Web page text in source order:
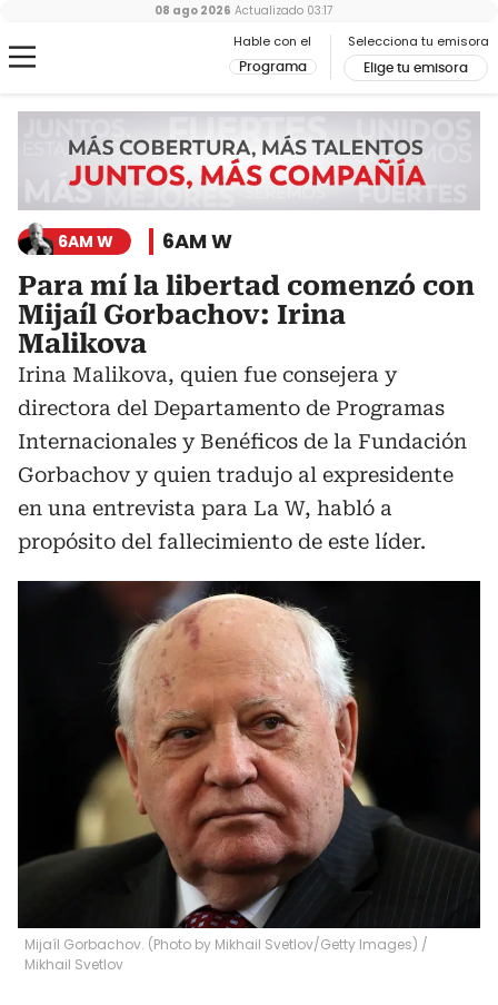
Hable con el
Programa
Selecciona tu emisora
Elige tu emisora
08 ago 2026 Actualizado 03:17
6AM W 6AM W
Para mí la libertad comenzó con
Mijaíl Gorbachov: Irina
Malikova
Irina Malikova, quien fue consejera y
directora del Departamento de Programas
Internacionales y Benéficos de la Fundación
Gorbachov y quien tradujo al expresidente
en una entrevista para La W, habló a
propósito del fallecimiento de este líder.
Mijaíl Gorbachov. (Photo by Mikhail Svetlov/Getty Images) /
Mikhail Svetlov